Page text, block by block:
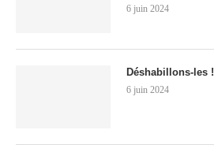
6 juin 2024
Déshabillons-les !
6 juin 2024